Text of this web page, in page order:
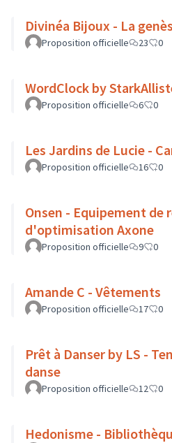
Divinéa Bijoux - La
Proposition officielle 23 0
WordClock by
Proposition officielle 6 0
Les Jardins de Lucie -
Proposition officielle 16 0
Onsen - Equipement de
d'optimisation Axone
Proposition officielle 9 0
Amande C - Vêtements
Proposition officielle 17 0
Prêt à Danser by LS -
danse
Proposition officielle 12 0
Hedonisme -